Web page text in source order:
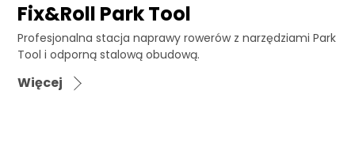
Fix&Roll Park Tool
Profesjonalna stacja naprawy rowerów z narzędziami Park
Tool i odporną stalową obudową.
Więcej